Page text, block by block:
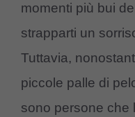
momenti più bui
strapparti un
Tuttavia,
piccole palle di
sono persone che